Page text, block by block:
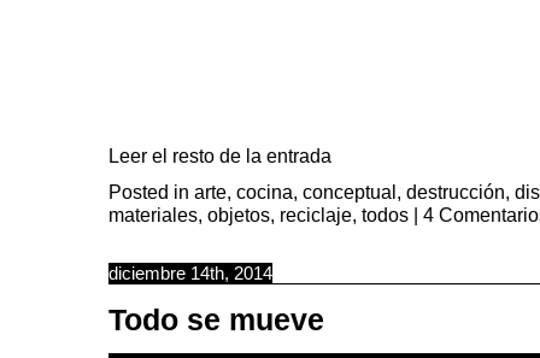
Leer el resto de la entrada
Posted in arte, cocina, conceptual, destrucción,
materiales, objetos, reciclaje, todos | 4
diciembre 14th, 2014
Todo se mueve